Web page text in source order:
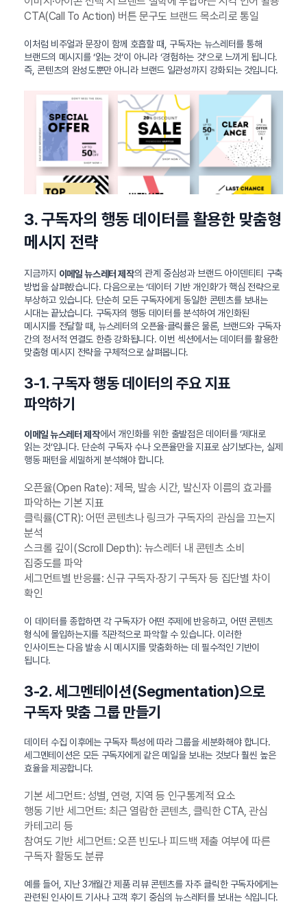
CTA(Call To Action) 버튼 문구도 브랜드 목소리로 통일
이처럼 비주얼과 문장이 함께 호흡할 때, 구독자는 뉴스레터를 통해
브랜드의 메시지를 ‘읽는 것’이 아니라 ‘경험하는 것’으로 느끼게 됩니다.
즉, 콘텐츠의 완성도뿐만 아니라 브랜드 일관성까지 강화되는 것입니다.
3. 구독자의 행동 데이터를 활용한 맞춤형
메시지 전략
지금까지 이메일 뉴스레터 제작의 관계 중심성과 브랜드 아이덴티티 구축
방법을 살펴봤습니다. 다음으로는 ‘데이터 기반 개인화’가 핵심 전략으로
부상하고 있습니다. 단순히 모든 구독자에게 동일한 콘텐츠를 보내는
시대는 끝났습니다. 구독자의 행동 데이터를 분석하여 개인화된
메시지를 전달할 때, 뉴스레터의 오픈율·클릭률은 물론, 브랜드와 구독자
간의 정서적 연결도 한층 강화됩니다. 이번 섹션에서는 데이터를 활용한
맞춤형 메시지 전략을 구체적으로 살펴봅니다.
3-1. 구독자 행동 데이터의 주요 지표
파악하기
이메일 뉴스레터 제작에서 개인화를 위한 출발점은 데이터를 ‘제대로
읽는 것’입니다. 단순히 구독자 수나 오픈율만을 지표로 삼기보다는, 실제
행동 패턴을 세밀하게 분석해야 합니다.
오픈율(Open Rate): 제목, 발송 시간, 발신자 이름의 효과를
파악하는 기본 지표
클릭률(CTR): 어떤 콘텐츠나 링크가 구독자의 관심을 끄는지
분석
스크롤 깊이(Scroll Depth): 뉴스레터 내 콘텐츠 소비
집중도를 파악
세그먼트별 반응률: 신규 구독자·장기 구독자 등 집단별 차이
확인
이 데이터를 종합하면 각 구독자가 어떤 주제에 반응하고, 어떤 콘텐츠
형식에 몰입하는지를 직관적으로 파악할 수 있습니다. 이러한
인사이트는 다음 발송 시 메시지를 맞춤화하는 데 필수적인 기반이
됩니다.
3-2. 세그멘테이션(Segmentation)으로
구독자 맞춤 그룹 만들기
데이터 수집 이후에는 구독자 특성에 따라 그룹을 세분화해야 합니다.
세그멘테이션은 모든 구독자에게 같은 메일을 보내는 것보다 훨씬 높은
효율을 제공합니다.
기본 세그먼트: 성별, 연령, 지역 등 인구통계적 요소
행동 기반 세그먼트: 최근 열람한 콘텐츠, 클릭한 CTA, 관심
카테고리 등
참여도 기반 세그먼트: 오픈 빈도나 피드백 제출 여부에 따른
구독자 활동도 분류
예를 들어, 지난 3개월간 제품 리뷰 콘텐츠를 자주 클릭한 구독자에게는
관련된 인사이트 기사나 고객 후기 중심의 뉴스레터를 보내는 식입니다.